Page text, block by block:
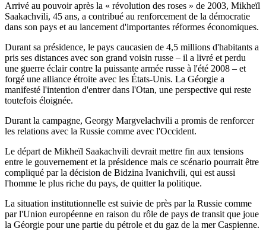
Arrivé au pouvoir après la « révolution des roses » de 2003, Mikheïl
Saakachvili, 45 ans, a contribué au renforcement de la démocratie
dans son pays et au lancement d'importantes réformes économiques.
Durant sa présidence, le pays caucasien de 4,5 millions d'habitants a
pris ses distances avec son grand voisin russe – il a livré et perdu
une guerre éclair contre la puissante armée russe à l'été 2008 – et
forgé une alliance étroite avec les États-Unis. La Géorgie a
manifesté l'intention d'entrer dans l'Otan, une perspective qui reste
toutefois éloignée.
Durant la campagne, Georgy Margvelachvili a promis de renforcer
les relations avec la Russie comme avec l'Occident.
Le départ de Mikheïl Saakachvili devrait mettre fin aux tensions
entre le gouvernement et la présidence mais ce scénario pourrait être
compliqué par la décision de Bidzina Ivanichvili, qui est aussi
l'homme le plus riche du pays, de quitter la politique.
La situation institutionnelle est suivie de près par la Russie comme
par l'Union européenne en raison du rôle de pays de transit que joue
la Géorgie pour une partie du pétrole et du gaz de la mer Caspienne.